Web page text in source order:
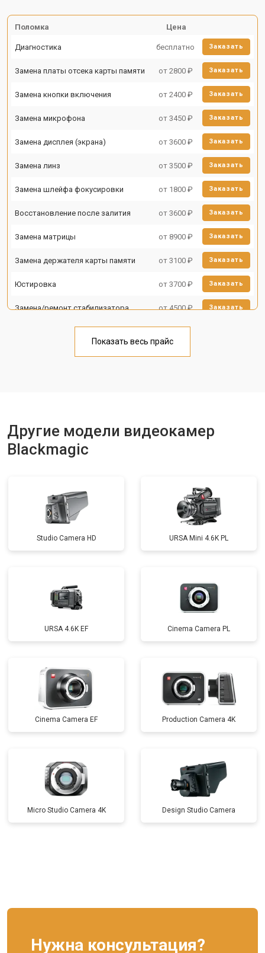
Поломка Цена
Диагностика бесплатно Заказать
Замена платы отсека карты памяти от 2800 ₽ Заказать
Замена кнопки включения от 2400 ₽ Заказать
Замена микрофона от 3450 ₽ Заказать
Замена дисплея (экрана) от 3600 ₽ Заказать
Замена линз от 3500 ₽ Заказать
Замена шлейфа фокусировки от 1800 ₽ Заказать
Восстановление после залития от 3600 ₽ Заказать
Замена матрицы от 8900 ₽ Заказать
Замена держателя карты памяти от 3100 ₽ Заказать
Юстировка от 3700 ₽ Заказать
Замена/ремонт стабилизатора от 4500 ₽ Заказать
Показать весь прайс
Другие модели видеокамер
Blackmagic
Studio Camera HD URSA Mini 4.6K PL
URSA 4.6K EF Cinema Camera PL
Cinema Camera EF Production Camera 4K
Micro Studio Camera 4K Design Studio Camera
Нужна консультация?